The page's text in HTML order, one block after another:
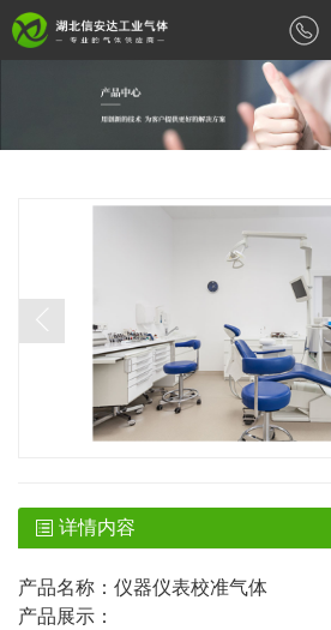
详情内容
产品名称：仪器仪表校准气体
产品展示：